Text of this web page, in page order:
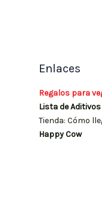
Enlaces
Regalos para
Lista de Aditivos
Tienda: Cómo
Happy Cow